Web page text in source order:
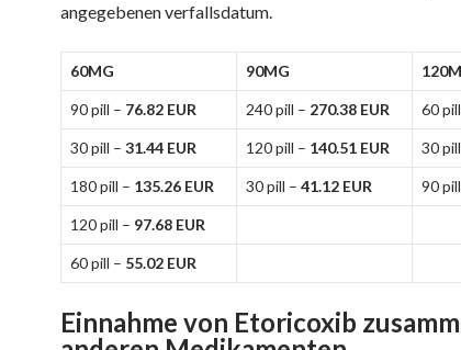
angegebenen verfallsdatum.
60MG 90MG
90 pill – 76.82 EUR 240 pill – 270.38 EUR 60
30 pill – 31.44 EUR 120 pill – 140.51 EUR 30
180 pill – 135.26 EUR 30 pill – 41.12 EUR 90
120 pill – 97.68 EUR
60 pill – 55.02 EUR
Einnahme von Etoricoxib